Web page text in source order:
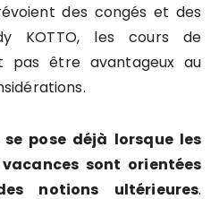
des congés et des
KOTTO, les cours de
pas être avantageux au
pose déjà lorsque les
sont orientées
notions ultérieures.